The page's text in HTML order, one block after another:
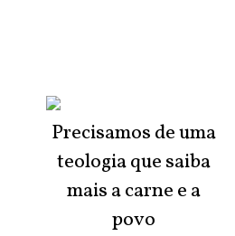
Precisamos de uma
teologia que saiba
mais a carne e a
povo